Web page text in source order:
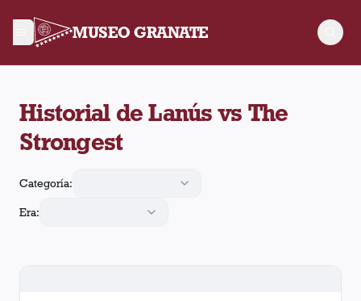
MUSEO GRANATE
Historial de Lanús vs The
Strongest
Categoría:
Era: